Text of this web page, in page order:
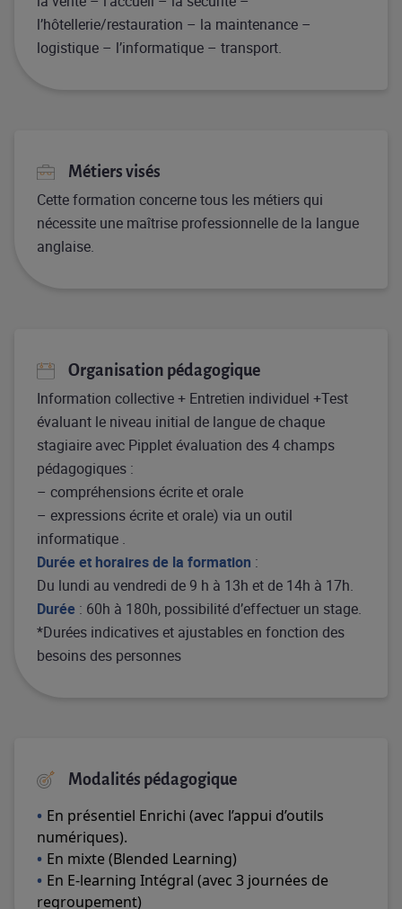
l’hôtellerie/restauration – la maintenance –
logistique – l’informatique – transport.
Métiers visés
Cette formation concerne tous les métiers qui
nécessite une maîtrise professionnelle de la langue
anglaise.
Organisation pédagogique
Information collective + Entretien individuel +Test
évaluant le niveau initial de langue de chaque
stagiaire avec Pipplet évaluation des 4 champs
pédagogiques :
– compréhensions écrite et orale
– expressions écrite et orale) via un outil
informatique .
Durée et horaires de la formation :
Du lundi au vendredi de 9 h à 13h et de 14h à 17h.
Durée : 60h à 180h, possibilité d’effectuer un stage.
*Durées indicatives et ajustables en fonction des
besoins des personnes
Modalités pédagogique
En présentiel Enrichi (avec l’appui d’outils
numériques).
En mixte (Blended Learning)
En E-learning Intégral (avec 3 journées de
regroupement)